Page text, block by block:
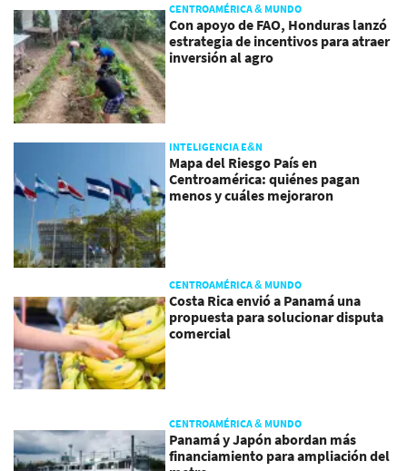
CENTROAMÉRICA & MUNDO
Con apoyo de FAO, Honduras lanzó
estrategia de incentivos para atraer
inversión al agro
INTELIGENCIA E&N
Mapa del Riesgo País en
Centroamérica: quiénes pagan
menos y cuáles mejoraron
CENTROAMÉRICA & MUNDO
Costa Rica envió a Panamá una
propuesta para solucionar disputa
comercial
CENTROAMÉRICA & MUNDO
Panamá y Japón abordan más
financiamiento para ampliación del